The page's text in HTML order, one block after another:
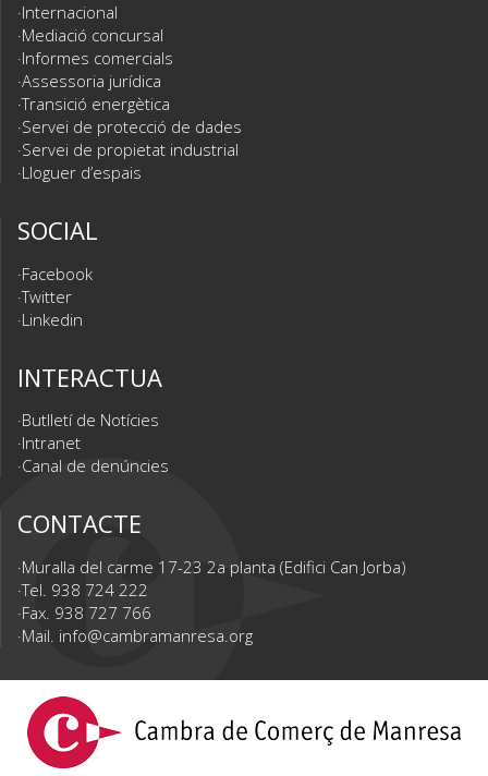
Internacional
Mediació concursal
Informes comercials
Assessoria jurídica
Transició energètica
Servei de protecció de dades
Servei de propietat industrial
Lloguer d’espais
SOCIAL
Facebook
Twitter
Linkedin
INTERACTUA
Butlletí de Notícies
Intranet
Canal de denúncies
CONTACTE
Muralla del carme 17-23 2a planta (Edifici Can Jorba)
Tel. 938 724 222
Fax. 938 727 766
Mail. info@cambramanresa.org